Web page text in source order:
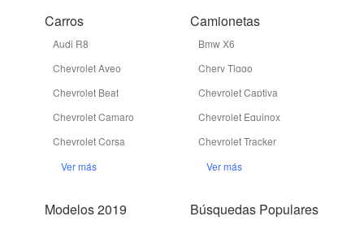
Carros
Audi R8
Chevrolet Aveo
Chevrolet Beat
Chevrolet Camaro
Chevrolet Corsa
Ver más
Camionetas
Bmw X6
Chery Tiggo
Chevrolet Captiva
Chevrolet Equinox
Chevrolet Tracker
Ver más
Modelos 2019 Búsquedas Populares